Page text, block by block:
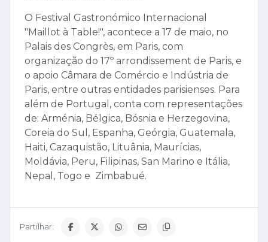
O Festival Gastronómico Internacional
"Maillot à Table!", acontece a 17 de maio, no
Palais des Congrès, em Paris, com
organização do 17º arrondissement de Paris, e
o apoio Câmara de Comércio e Indústria de
Paris, entre outras entidades parisienses. Para
além de Portugal, conta com representações
de: Arménia, Bélgica, Bósnia e Herzegovina,
Coreia do Sul, Espanha, Geórgia, Guatemala,
Haiti, Cazaquistão, Lituânia, Maurícias,
Moldávia, Peru, Filipinas, San Marino e Itália,
Nepal, Togo e Zimbabué.
Partilhar: